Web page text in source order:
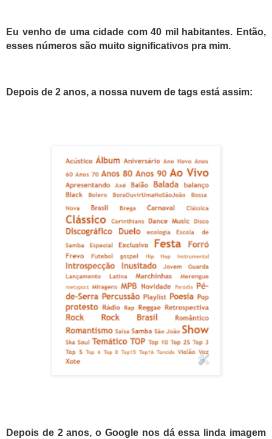
Eu venho de uma cidade com 40 mil habitantes. Então,
esses números são muito significativos pra mim.
Depois de 2 anos, a nossa nuvem de tags está assim:
Depois de 2 anos, o Google nos dá essa linda imagem